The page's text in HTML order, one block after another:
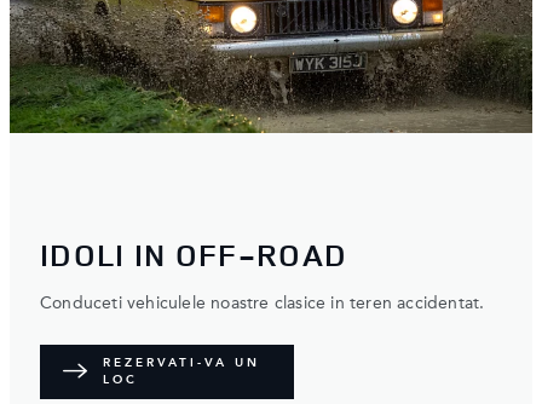
IDOLI IN OFF-ROAD
Conduceti vehiculele noastre clasice in teren accidentat.
REZERVATI-VA UN
LOC